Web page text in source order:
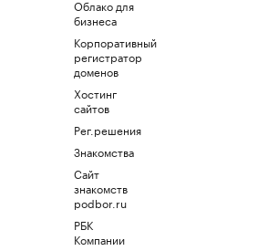
Облако для
бизнеса
Корпоративный
регистратор
доменов
Хостинг
сайтов
Рег.решения
Знакомства
Сайт
знакомств
podbor.ru
РБК
Компании